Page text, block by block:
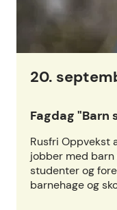
20.
Fagdag "Barn
Rusfri Oppvekst
jobber med
studenter og
barnehage og